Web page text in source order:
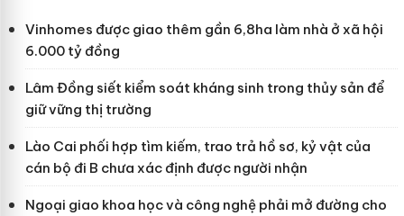
Vinhomes được giao thêm gần 6,8ha làm nhà ở xã hội
6.000 tỷ đồng
Lâm Đồng siết kiểm soát kháng sinh trong thủy sản để
giữ vững thị trường
Lào Cai phối hợp tìm kiếm, trao trả hồ sơ, kỷ vật của
cán bộ đi B chưa xác định được người nhận
Ngoại giao khoa học và công nghệ phải mở đường cho